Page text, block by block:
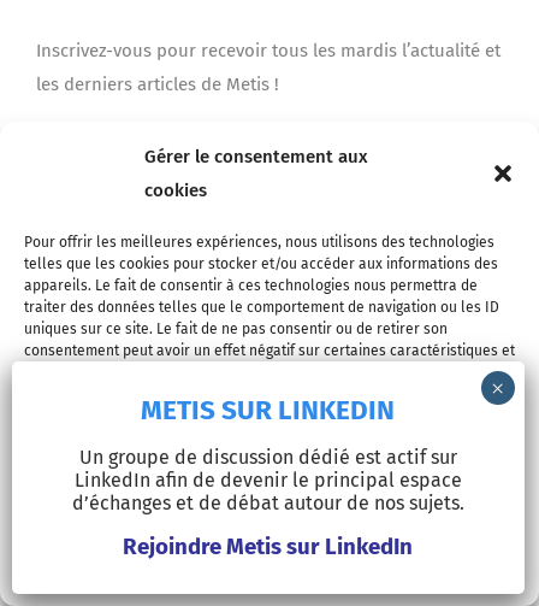
Gérer le consentement aux
cookies
Pour offrir les meilleures expériences, nous utilisons des technologies
telles que les cookies pour stocker et/ou accéder aux informations des
appareils. Le fait de consentir à ces technologies nous permettra de
traiter des données telles que le comportement de navigation ou les ID
uniques sur ce site. Le fait de ne pas consentir ou de retirer son
consentement peut avoir un effet négatif sur certaines caractéristiques et
Refuser
Voir les préférences
Inscrivez-vous pour recevoir tous les mardis l’actualité et
les derniers articles de Metis !
© Copyright 2026 - METIS EUROPE | Tous droits réservés |
Mentions légales
METIS SUR LINKEDIN
Un groupe de discussion dédié est actif sur
LinkedIn afin de devenir le principal espace
d’échanges et de débat autour de nos sujets.
Rejoindre Metis sur LinkedIn